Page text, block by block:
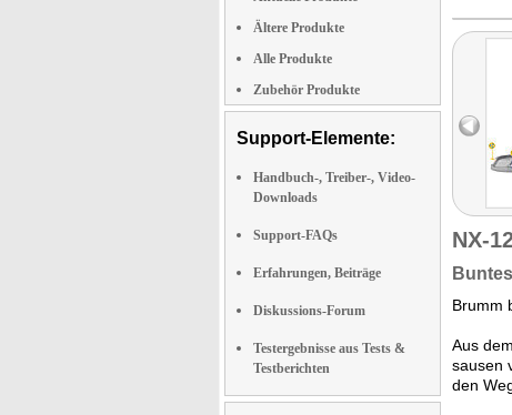
Ältere Produkte
Alle Produkte
Zubehör Produkte
Support-Elemente:
Handbuch-, Treiber-, Video-
Downloads
Support-FAQs
Erfahrungen, Beiträge
Diskussions-Forum
Testergebnisse aus Tests &
Testberichten
NX-
Brumm
Aus
sausen
den